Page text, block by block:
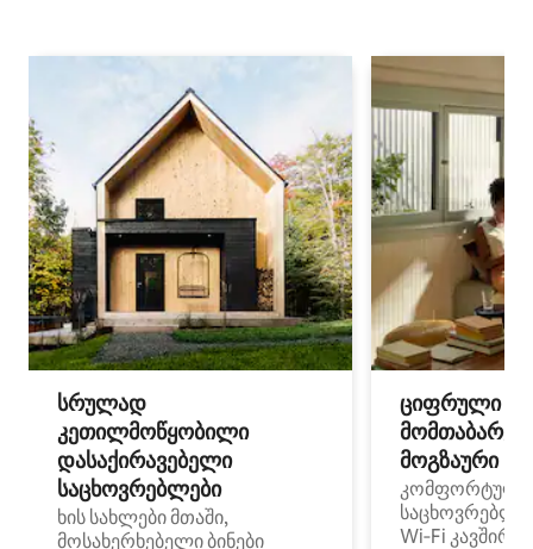
სრულად
კეთილმოწყობილი
დასაქირავებელი
საცხოვრებლები
ხის სახლები მთაში,
მოსახერხებელი ბინები
ციფრული
მოგზაური
კომფორტული
Wi‑Fi